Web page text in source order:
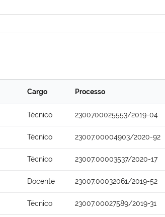
Cargo Processo
Técnico 2300700025553/2019-04
Técnico 23007.00004903/2020-92
Técnico 23007.00003537/2020-17
Docente 23007.00032061/2019-52
Técnico 23007.00027589/2019-31